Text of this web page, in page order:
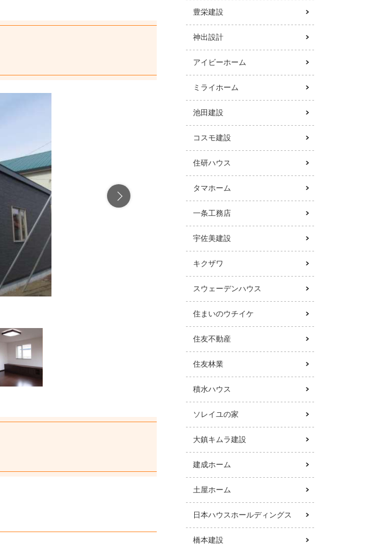
引用元：池田建設公式HP(http://
豊栄建設
神出設計
アイビーホーム
ミライホーム
池田建設
コスモ建設
住研ハウス
タマホーム
一条工務店
宇佐美建設
キクザワ
スウェーデンハウス
住まいのウチイケ
住友不動産
住友林業
積水ハウス
ソレイユの家
大鎮キムラ建設
建成ホーム
土屋ホーム
日本ハウスホールディングス
橋本建設